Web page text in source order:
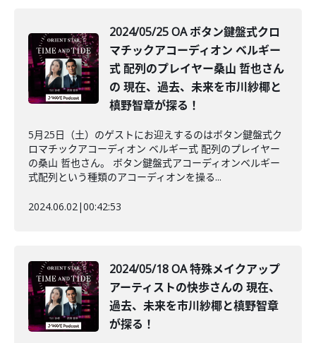
2024/05/25 OA ボタン鍵盤式クロ
マチックアコーディオン ベルギー
式 配列のプレイヤー桑山 哲也さん
の 現在、過去、未来を市川紗椰と
槙野智章が探る！
5月25日（土）のゲストにお迎えするのはボタン鍵盤式ク
ロマチックアコーディオン ベルギー式 配列のプレイヤー
の桑山 哲也さん。 ボタン鍵盤式アコーディオンベルギー
式配列という種類のアコーディオンを操る...
2024.06.02|00:42:53
2024/05/18 OA 特殊メイクアップ
アーティストの快歩さんの 現在、
過去、未来を市川紗椰と槙野智章
が探る！